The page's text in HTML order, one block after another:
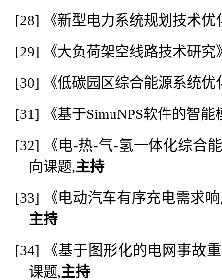
[28]
《新型电力系统规划技术优
[29]
《大负荷架空线路技术研究
[30]
《低碳园区综合能源系统
[31]
《基于SimuNPS软件的智
[32]
《电-热-气-氢一体化综合
向课题,主持
[33]
《电动汽车有序充电需求
主持
[34]
《基于图形化的电网事故
课题,主持